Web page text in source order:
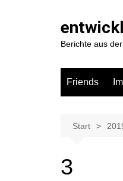
Berichte aus
Friends
Start
3